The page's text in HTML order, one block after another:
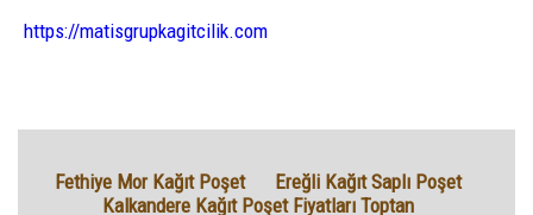
https://matisgrupkagitcilik.com
Fethiye Mor Kağıt Poşet
Ereğli Kağıt Saplı Poşet
Kalkandere Kağıt Poşet Fiyatları Toptan